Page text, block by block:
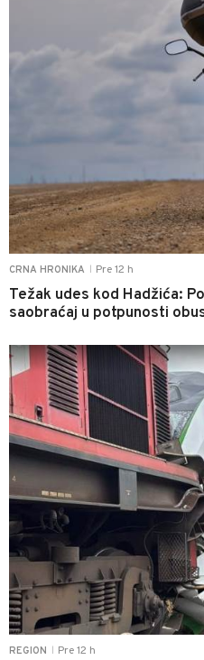
CRNA HRONIKA Pre 12 h
Težak udes kod Hadžića:
saobraćaj u potpunosti
REGION Pre 12 h